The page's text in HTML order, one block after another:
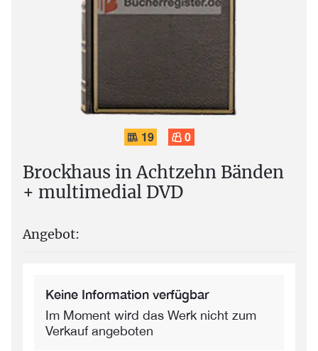
19 0
Brockhaus in Achtzehn Bänden
+ multimedial DVD
Angebot:
Keine Information verfügbar
Im Moment wird das Werk nicht zum
Verkauf angeboten